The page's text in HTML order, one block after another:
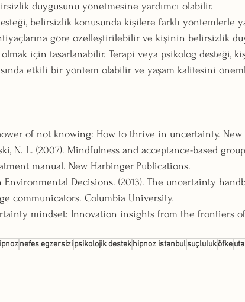
duygusunu yönetmesine yardımcı olabilir.
belirsizlik konusunda kişilere farklı yöntemlerle
göre özelleştirilebilir ve kişinin belirsizlik
olmak için tasarlanabilir. Terapi veya psikolog desteği,
etkili bir yöntem olabilir ve yaşam kalitesini
power of not knowing: How to thrive in uncertainty. New
N. L. (2007). Mindfulness and acceptance-based
manual. New Harbinger Publications.
Environmental Decisions. (2013). The uncertainty
communicators. Columbia University.
mindset: Innovation insights from the frontiers
nefes egzersizipsikolojik destekhipnoz istanbulsuçluluköfke